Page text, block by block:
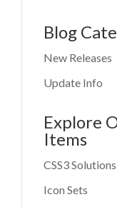
Blog
New Releases
Update Info
Explore
Items
CSS3 Solutions
Icon Sets